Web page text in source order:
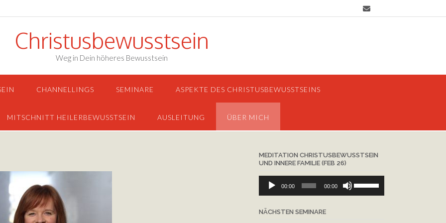
Christusbewusstsein
Weg in Dein höheres Bewusstsein
CHANNELLINGS SEMINARE ASPEKTE DES CHRISTUSBEWUSSTSEINS
MITSCHNITT HEILERBEWUSSTSEIN AUSLEITUNG ÜBER MICH
MEDITATION CHRISTUSBEWUSSTSEIN
UND INNERE FAMILIE (FEB 26)
Audio-
Player
00:00 00:00
NÄCHSTEN SEMINARE